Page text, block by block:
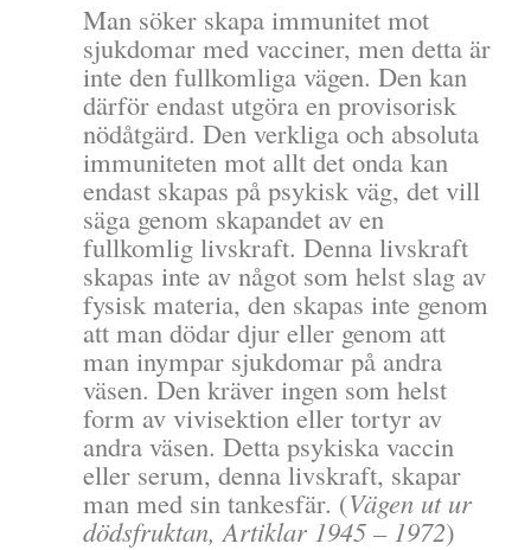
Man söker skapa immunitet mot
sjukdomar med vacciner, men detta är
inte den fullkomliga vägen. Den kan
därför endast utgöra en provisorisk
nödåtgärd. Den verkliga och absoluta
immuniteten mot allt det onda kan
endast skapas på psykisk väg, det vill
säga genom skapandet av en
fullkomlig livskraft. Denna livskraft
skapas inte av något som helst slag av
fysisk materia, den skapas inte genom
att man dödar djur eller genom att
man inympar sjukdomar på andra
väsen. Den kräver ingen som helst
form av vivisektion eller tortyr av
andra väsen. Detta psykiska vaccin
eller serum, denna livskraft, skapar
man med sin tankesfär. (Vägen ut ur
dödsfruktan, Artiklar 1945 – 1972)